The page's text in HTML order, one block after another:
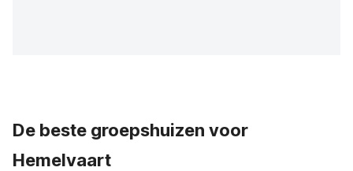
De beste groepshuizen voor
Hemelvaart